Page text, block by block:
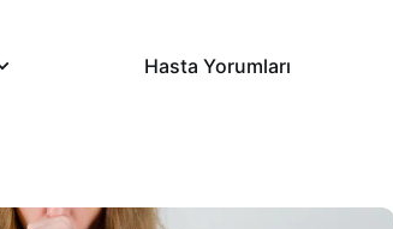
Hasta Yorumları